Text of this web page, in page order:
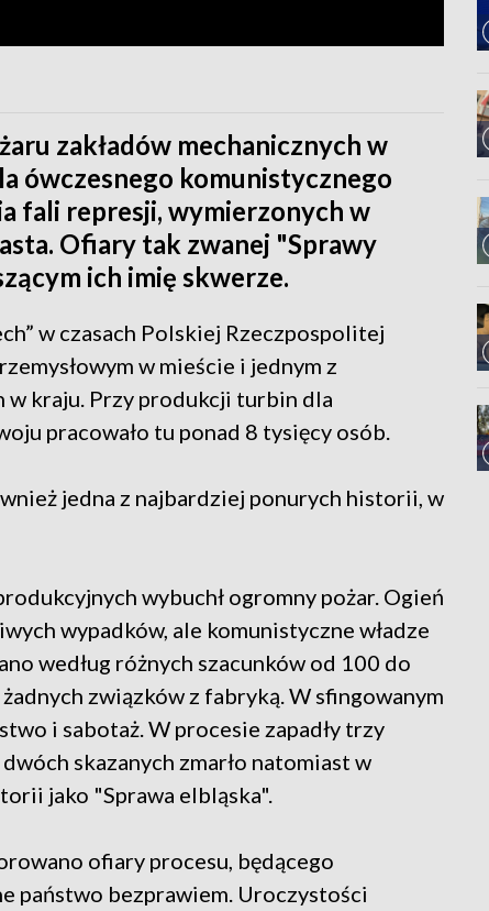
zakładów mechanicznych w
ówczesnego komunistycznego
fali represji, wymierzonych w
Ofiary tak zwanej "Sprawy
ich imię skwerze.
w czasach Polskiej Rzeczpospolitej
w mieście i jednym z
w kraju. Przy produkcji turbin dla
pracowało tu ponad 8 tysięcy osób.
jedna z najbardziej ponurych historii, w
wybuchł ogromny pożar. Ogień
wypadków, ale komunistyczne władze
według różnych szacunków od 100 do
związków z fabryką. W sfingowanym
i sabotaż. W procesie zapadły trzy
skazanych zmarło natomiast w
jako "Sprawa elbląska".
ofiary procesu, będącego
państwo bezprawiem. Uroczystości